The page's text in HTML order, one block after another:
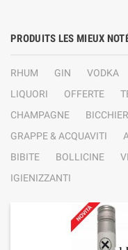
PRODUITS LES MIEUX
RHUM GIN VODKA
LIQUORI
OFFERTE
CHAMPAGNE
GRAPPE & ACQUAVITI
BIBITE
BOLLICINE
IGIENIZZANTI